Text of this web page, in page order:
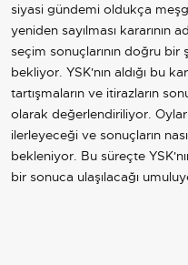
siyasi gündemi oldukça
yeniden sayılması kararının
seçim sonuçlarının doğru bir
bekliyor. YSK'nın aldığı bu
tartışmaların ve itirazların
olarak değerlendiriliyor.
ilerleyeceği ve sonuçların
bekleniyor. Bu süreçte
bir sonuca ulaşılacağı